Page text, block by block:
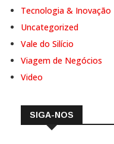
Tecnologia & Inovação
Uncategorized
Vale do Silício
Viagem de Negócios
Video
SIGA-NOS